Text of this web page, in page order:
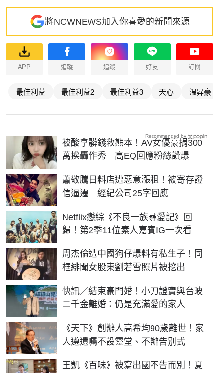
將NOWNEWS加入你喜愛的新聞來源
APP 追蹤 追蹤 好友 訂閱
最佳利益 最佳利益2 最佳利益3 天心 温昇豪
被酸拿髒錢救熊本！AV女優豪捐300
萬挨轟作秀 高EQ回應粉絲讚爆
蕭敬騰日料店遭惡意漲租！被寄存證
信逼遷 經紀公司25字回應
Netflix戀綜《不良一族尋愛記》回
歸！第2季11位素人嘉賓IG一次看
周杰倫遭中國狗仔爆料有私生子！同
框緋聞女股東劉若雪照片被挖出
快訊／結束豪門婚！小刀證實與台玻
二千金離婚：仍是充滿愛的家人
《天下》創辦人高希均90歲離世！家
人遵遺囑不設靈堂、不辦告別式
王凱《百味》被寫出國不告而別！夏
Recommended by